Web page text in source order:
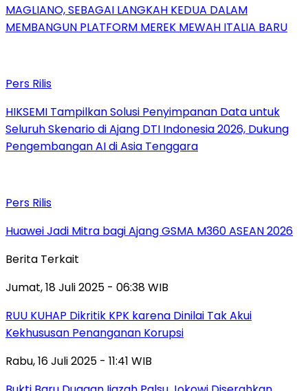
MAGLIANO, SEBAGAI LANGKAH KEDUA DALAM
MEMBANGUN PLATFORM MEREK MEWAH ITALIA BARU
Pers Rilis
HIKSEMI Tampilkan Solusi Penyimpanan Data untuk
Seluruh Skenario di Ajang DTI Indonesia 2026, Dukung
Pengembangan AI di Asia Tenggara
Pers Rilis
Huawei Jadi Mitra bagi Ajang GSMA M360 ASEAN 2026
Berita Terkait
Jumat, 18 Juli 2025 - 06:38 WIB
RUU KUHAP Dikritik KPK karena Dinilai Tak Akui
Kekhususan Penanganan Korupsi
Rabu, 16 Juli 2025 - 11:41 WIB